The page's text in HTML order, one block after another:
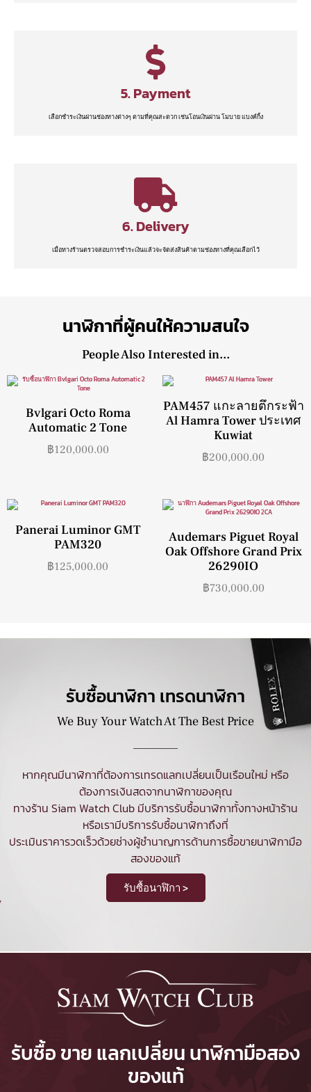
5. Payment
เลือกชำระเงินผ่านช่องทางต่างๆ ตามที่คุณสะดวก เช่นโอนเงินผ่าน โมบาย แบงค์กิ้ง
6. Delivery
เมื่อทางร้านตรวจสอบการชำระเงินแล้วจะจัดส่งสินค้าตามช่องทางที่คุณเลือกไว้
นาฬิกาที่ผู้คนให้ความสนใจ
People Also Interested in...
Bvlgari Octo Roma
Automatic 2 Tone
฿120,000.00
PAM457 แกะลายตึกระฟ้า
Al Hamra Tower ประเทศ
Kuwiat
฿200,000.00
Panerai Luminor GMT
PAM320
฿125,000.00
Audemars Piguet Royal
Oak Offshore Grand Prix
26290IO
฿730,000.00
รับซื้อนาฬิกา เทรดนาฬิกา
We Buy Your Watch At The Best Price
หากคุณมีนาฬิกาที่ต้องการเทรดแลกเปลี่ยนเป็นเรือนใหม่ หรือ
ต้องการเงินสดจากนาฬิกาของคุณ
ทางร้าน Siam Watch Club มีบริการรับซื้อนาฬิกาทั้งทางหน้าร้าน
หรือเรามีบริการรับซื้อนาฬิกาถึงที่
ประเมินราคารวดเร็วด้วยช่างผู้ชำนาญการด้านการซื้อขายนาฬิกามือ
สองของแท้
รับซื้อนาฬิกา >
รับซื้อ ขาย แลกเปลี่ยน นาฬิกามือสอง
ของแท้